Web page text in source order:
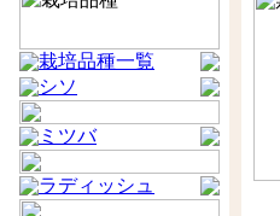
栽培品種一覧
シソ
ミツバ
ラディッシュ